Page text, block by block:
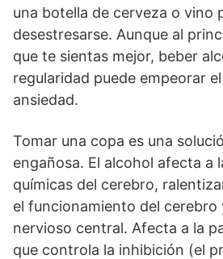
una botella de cerveza o vino
desestresarse. Aunque al
que te sientas mejor, beber
regularidad puede empeorar
ansiedad.
Tomar una copa es una
engañosa. El alcohol afecta a
químicas del cerebro,
el funcionamiento del cerebro
nervioso central. Afecta a la
que controla la inhibición (el